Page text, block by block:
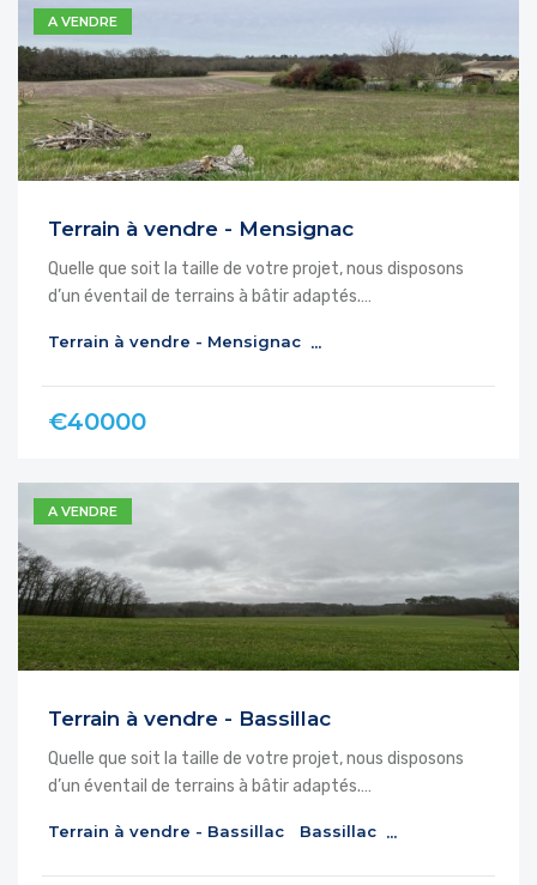
A VENDRE
Terrain à vendre - Mensignac
Quelle que soit la taille de votre projet, nous disposons
d’un éventail de terrains à bâtir adaptés.…
Terrain à vendre - Mensignac
€40000
A VENDRE
Terrain à vendre - Bassillac
Quelle que soit la taille de votre projet, nous disposons
d’un éventail de terrains à bâtir adaptés.…
Terrain à vendre - Bassillac Bassillac